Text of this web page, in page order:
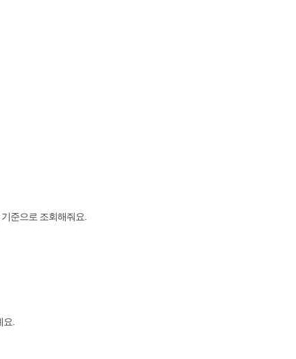
준으로 조회해줘요.
요.